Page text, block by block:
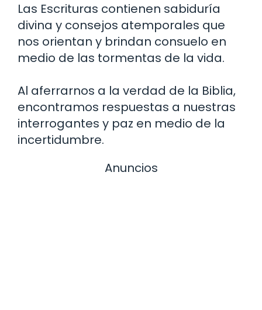
Las Escrituras contienen sabiduría
divina y consejos atemporales que
nos orientan y brindan consuelo en
medio de las tormentas de la vida.
Al aferrarnos a la verdad de la Biblia,
encontramos respuestas a nuestras
interrogantes y paz en medio de la
incertidumbre.
Anuncios